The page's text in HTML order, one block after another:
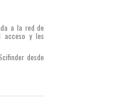
a la red de
acceso y les
desde